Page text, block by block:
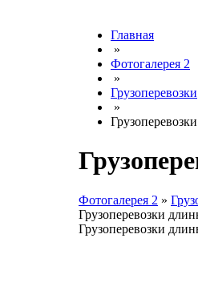
Главная
»
Фотогалерея 2
»
Грузоперевозки
»
Фотогалерея 2 »
Грузоперевозки
Грузоперевозки